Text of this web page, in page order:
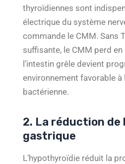
thyroïdiennes sont
électrique du système
commande le CMM. Sans
suffisante, le CMM perd
l’intestin grêle devient
environnement favorable
bactérienne.
2. La réduction de
gastrique
L’hypothyroïdie réduit la